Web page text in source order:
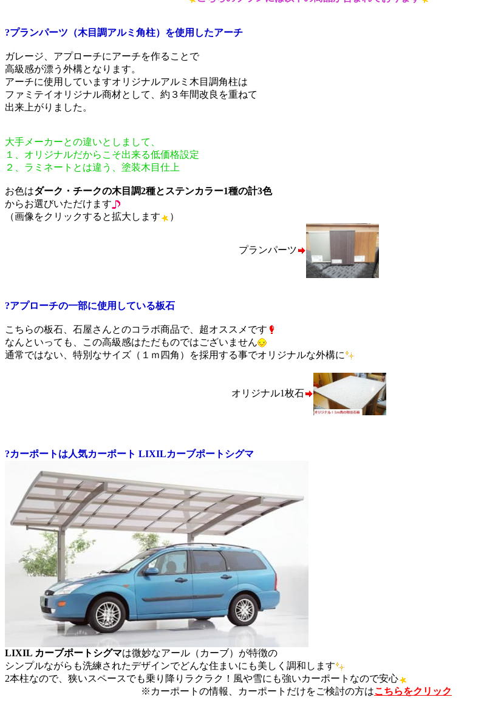
?プランパーツ（木目調アルミ角柱）を使用したアーチ
ガレージ、アプローチにアーチを作ることで
高級感が漂う外構となります。
アーチに使用していますオリジナルアルミ木目調角柱は
ファミテイオリジナル商材として、約３年間改良を重ねて
出来上がりました。
大手メーカーとの違いとしまして、
１、オリジナルだからこそ出来る低価格設定
２、ラミネートとは違う、塗装木目仕上
お色はダーク・チークの木目調2種とステンカラー1種の計3色
からお選びいただけます
（画像をクリックすると拡大します
）
プランパーツ
?アプローチの一部に使用している板石
こちらの板石、石屋さんとのコラボ商品で、超オススメです
なんといっても、この高級感はただものではございません
通常ではない、特別なサイズ（１ｍ四角）を採用する事でオリジナルな外構に
オリジナル1枚石
?カーポートは人気カーポート LIXILカーブポートシグマ
LIXIL カーブポートシグマは微妙なアール（カーブ）が特徴の
シンプルながらも洗練されたデザインでどんな住まいにも美しく調和します
2本柱なので、狭いスペースでも乗り降りラクラク！風や雪にも強いカーポートなので安心
※カーポートの情報、カーポートだけをご検討の方はこちらをクリック